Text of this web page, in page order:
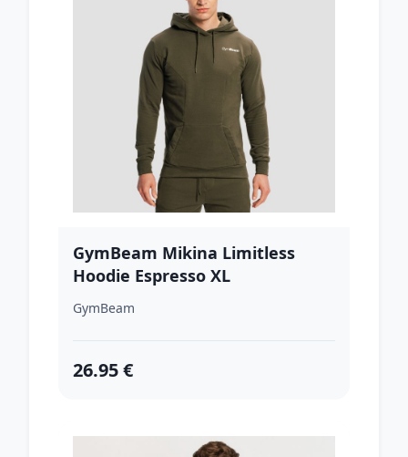
GymBeam Mikina Limitless
Hoodie Espresso XL
GymBeam
26.95 €